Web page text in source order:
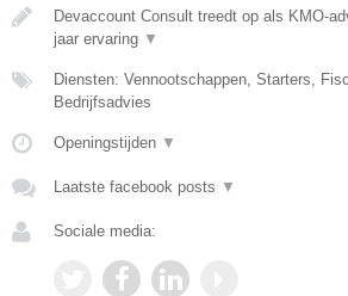
Devaccount Consult treedt op als KMO-
jaar ervaring ▼
Diensten: Vennootschappen, Starters,
Bedrijfsadvies
Openingstijden ▼
Laatste facebook posts ▼
Sociale media: